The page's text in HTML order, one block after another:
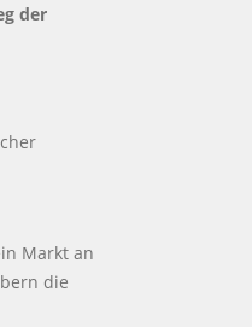
der
Markt an
die